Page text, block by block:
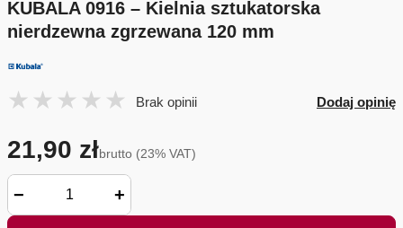
KUBALA 0916 – Kielnia sztukatorska
nierdzewna zgrzewana 120 mm
Brak opinii Dodaj opinię
21,90 złbrutto (23% VAT)
− +